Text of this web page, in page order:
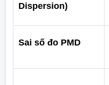
Dispersion)
Sai số đo PMD